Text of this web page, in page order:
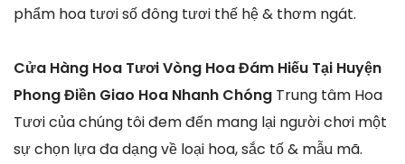
phẩm hoa tươi số đông tươi thế hệ & thơm ngát.
Cửa Hàng Hoa Tươi Vòng Hoa Đám Hiếu Tại Huyện
Phong Điền Giao Hoa Nhanh Chóng Trung tâm Hoa
Tươi của chúng tôi đem đến mang lại người chơi một
sự chọn lựa đa dạng về loại hoa, sắc tố & mẫu mã.